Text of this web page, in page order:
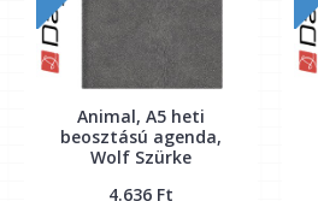
Animal, A5 heti
beosztású agenda,
Wolf Szürke
4.636 Ft